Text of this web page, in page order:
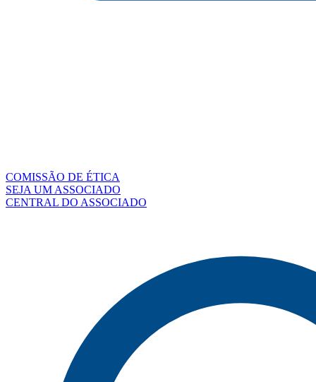
COMISSÃO DE ÉTICA
SEJA UM ASSOCIADO
CENTRAL DO ASSOCIADO